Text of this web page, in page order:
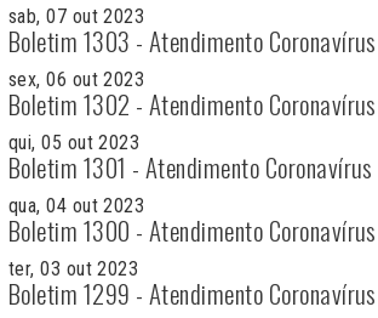
sab, 07 out 2023
Boletim 1303 - Atendimento Coronavírus
sex, 06 out 2023
Boletim 1302 - Atendimento Coronavírus
qui, 05 out 2023
Boletim 1301 - Atendimento Coronavírus
qua, 04 out 2023
Boletim 1300 - Atendimento Coronavírus
ter, 03 out 2023
Boletim 1299 - Atendimento Coronavírus